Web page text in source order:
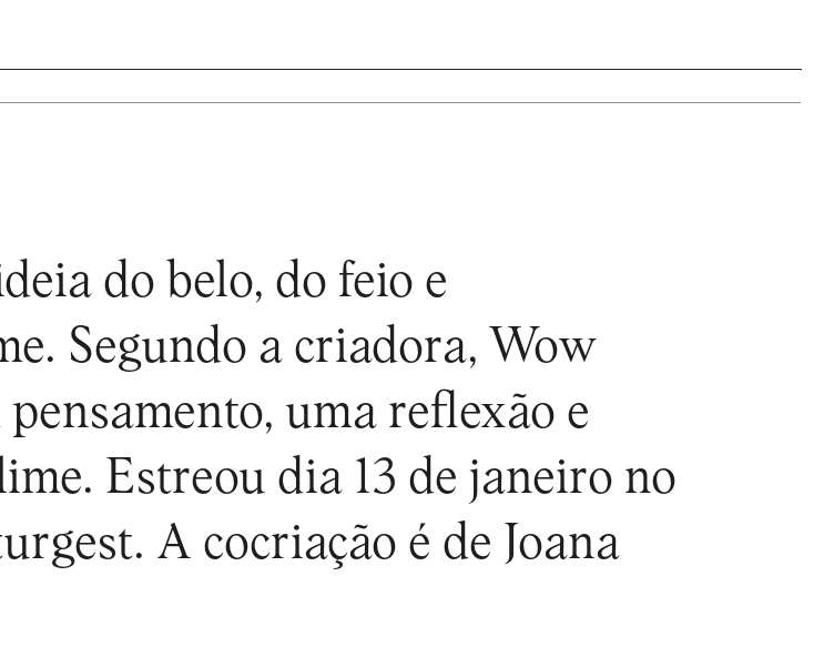
do belo, do feio e
Segundo a criadora, Wow
uma reflexão e
Estreou dia 13 de janeiro no
A cocriação é de Joana